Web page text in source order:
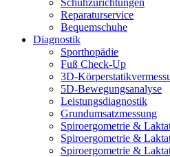
Reparaturservice
Bequemschuhe
Diagnostik
Sporthopädie
Fuß Check-Up
3D-
5D-Bewegungsanalyse
Leistungsdiagnostik
Grundumsatzmessung
Spiroergometrie &
Spiroergometrie &
Spiroergometrie &